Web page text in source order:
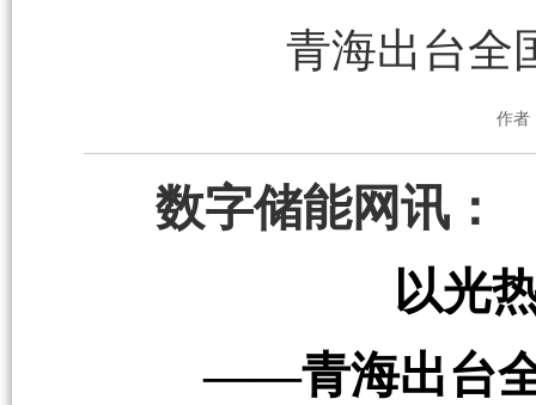
青海出台全
作者
数字储能网讯：
以光
——青海出台全